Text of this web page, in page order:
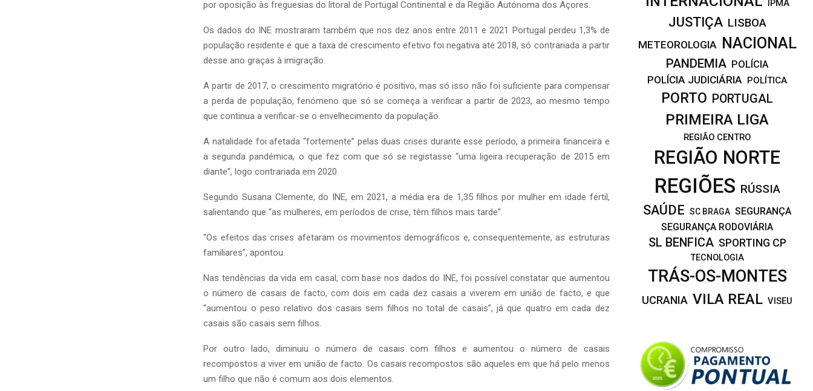
por oposição às freguesias do litoral de Portugal Continental e da Região Autónoma dos Açores.
Os dados do INE mostraram também que nos dez anos entre 2011 e 2021 Portugal perdeu 1,3% de
população residente e que a taxa de crescimento efetivo foi negativa até 2018, só contrariada a partir
desse ano graças à imigração.
A partir de 2017, o crescimento migratório é positivo, mas só isso não foi suficiente para compensar
a perda de população, fenómeno que só se começa a verificar a partir de 2023, ao mesmo tempo
que continua a verificar-se o envelhecimento da população.
A natalidade foi afetada “fortemente” pelas duas crises durante esse período, a primeira financeira e
a segunda pandémica, o que fez com que só se registasse “uma ligeira recuperação de 2015 em
diante”, logo contrariada em 2020.
Segundo Susana Clemente, do INE, em 2021, a média era de 1,35 filhos por mulher em idade fértil,
salientando que “as mulheres, em períodos de crise, têm filhos mais tarde”.
“Os efeitos das crises afetaram os movimentos demográficos e, consequentemente, as estruturas
familiares”, apontou.
Nas tendências da vida em casal, com base nos dados do INE, foi possível constatar que aumentou
o número de casais de facto, com dois em cada dez casais a viverem em união de facto, e que
“aumentou o peso relativo dos casais sem filhos no total de casais”, já que quatro em cada dez
casais são casais sem filhos.
Por outro lado, diminuiu o número de casais com filhos e aumentou o número de casais
recompostos a viver em união de facto. Os casais recompostos são aqueles em que há pelo menos
um filho que não é comum aos dois elementos.
IPMA
JUSTIÇA LISBOA
METEOROLOGIA NACIONAL
PANDEMIA POLÍCIA
POLÍCIA JUDICIÁRIA POLÍTICA
PORTO PORTUGAL
PRIMEIRA LIGA
REGIÃO CENTRO
REGIÃO NORTE
REGIÕES RÚSSIA
SAÚDE SC BRAGA SEGURANÇA
SEGURANÇA RODOVIÁRIA
SL BENFICA SPORTING CP
TECNOLOGIA
TRÁS-OS-MONTES
UCRANIA VILA REAL VISEU